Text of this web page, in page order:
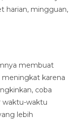
harian, mingguan,
membuat
meningkat karena
coba
waktu-waktu
lebih